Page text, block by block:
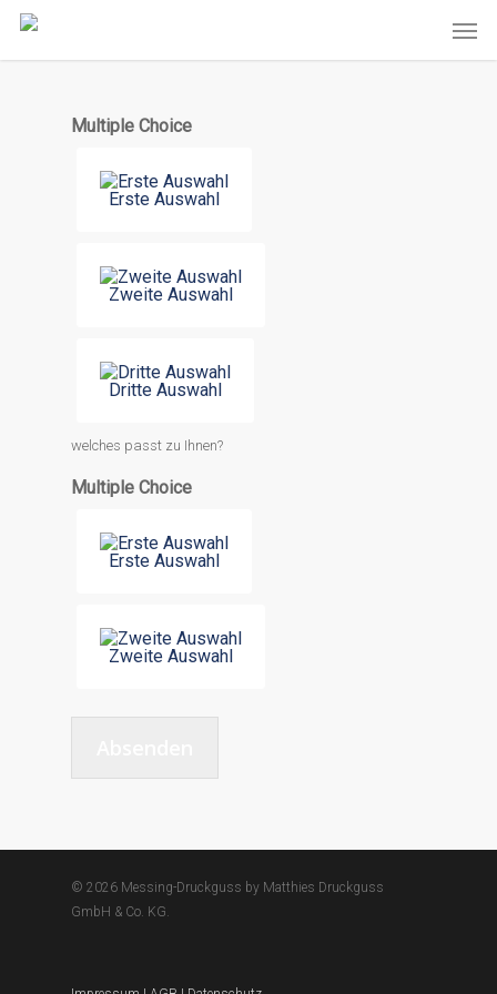
Multiple Choice
Erste Auswahl
Zweite Auswahl
Dritte Auswahl
welches passt zu Ihnen?
Multiple Choice
Erste Auswahl
Zweite Auswahl
© 2026 Messing-Druckguss by Matthies Druckguss
GmbH & Co. KG.